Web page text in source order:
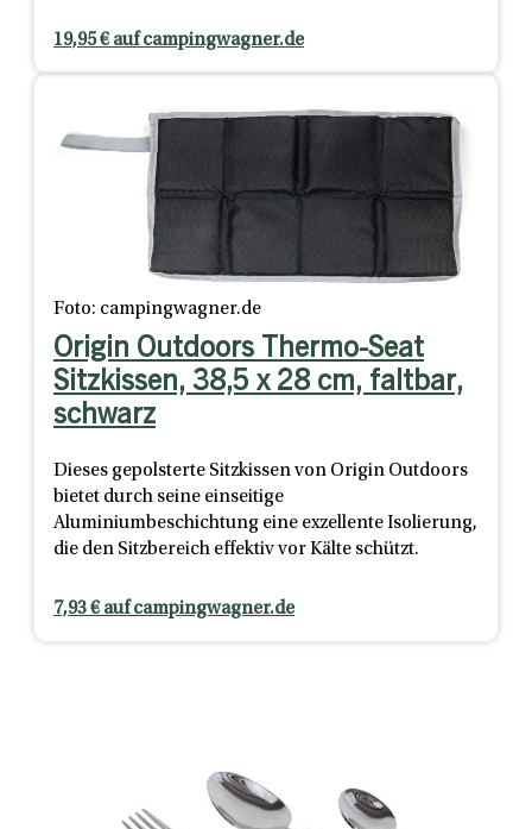
19,95 € auf campingwagner.de
Foto: campingwagner.de
Origin Outdoors Thermo-Seat
Sitzkissen, 38,5 x 28 cm, faltbar,
schwarz
Dieses gepolsterte Sitzkissen von Origin Outdoors
bietet durch seine einseitige
Aluminiumbeschichtung eine exzellente Isolierung,
die den Sitzbereich effektiv vor Kälte schützt.
7,93 € auf campingwagner.de